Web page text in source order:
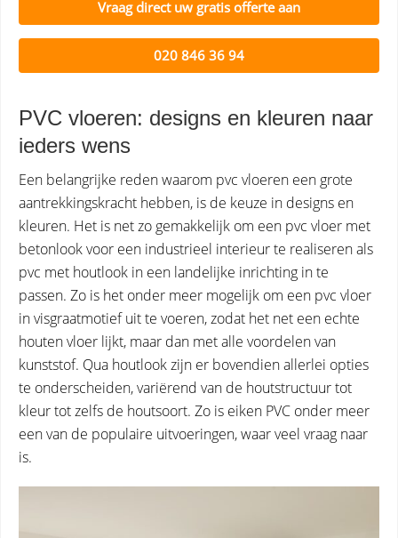
Vraag direct uw gratis offerte aan
020 846 36 94
PVC vloeren: designs en kleuren naar
ieders wens
Een belangrijke reden waarom pvc vloeren een grote
aantrekkingskracht hebben, is de keuze in designs en
kleuren. Het is net zo gemakkelijk om een pvc vloer met
betonlook voor een industrieel interieur te realiseren als
pvc met houtlook in een landelijke inrichting in te
passen. Zo is het onder meer mogelijk om een pvc vloer
in visgraatmotief uit te voeren, zodat het net een echte
houten vloer lijkt, maar dan met alle voordelen van
kunststof. Qua houtlook zijn er bovendien allerlei opties
te onderscheiden, variërend van de houtstructuur tot
kleur tot zelfs de houtsoort. Zo is eiken PVC onder meer
een van de populaire uitvoeringen, waar veel vraag naar
is.